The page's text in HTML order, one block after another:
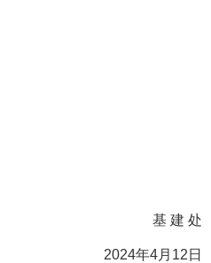
基 建 处
2024年4月12日